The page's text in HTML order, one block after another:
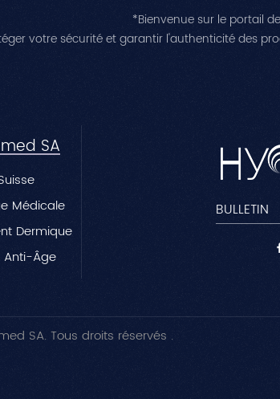
*Bienvenue sur le portail
votre sécurité et garantir l'authenticité des
SA
Médicale
Dermique
Anti-Âge
SA. Tous droits réservés .